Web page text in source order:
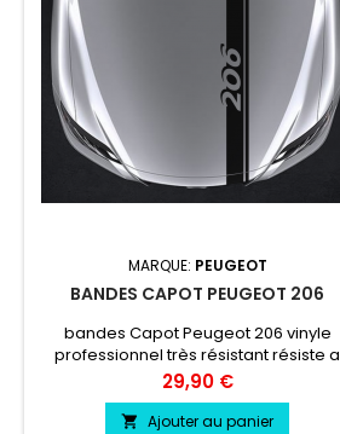
MARQUE: PEUGEOT
BANDES CAPOT PEUGEOT 206
bandes Capot Peugeot 206 vinyle
professionnel très résistant résiste a
l'eau, essence, chaleur, froid.
Prix
29,90 €
 Ajouter au panier